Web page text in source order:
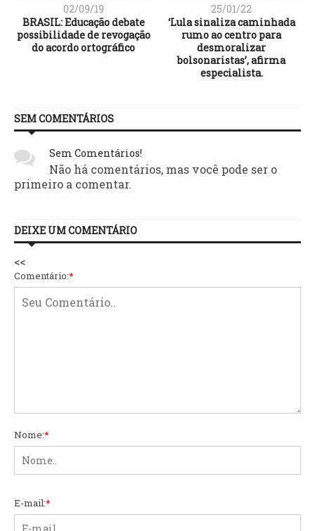
02/09/19
BRASIL: Educação debate
possibilidade de revogação
do acordo ortográfico
25/01/22
‘Lula sinaliza caminhada
rumo ao centro para
desmoralizar
bolsonaristas’, afirma
especialista.
SEM COMENTÁRIOS
Sem Comentários!
Não há comentários, mas você pode ser o
primeiro a comentar.
DEIXE UM COMENTÁRIO
<<
Comentário:*
Nome:*
E-mail:*